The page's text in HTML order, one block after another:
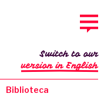
Biblioteca
Switch to our
version in English